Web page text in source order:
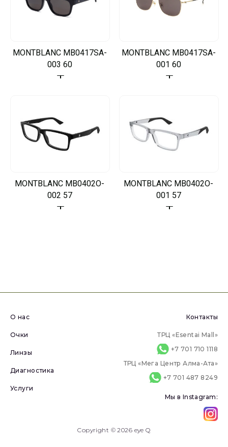
MONTBLANC MB0417SA-
003 60
MONTBLANC MB0417SA-
001 60
MONTBLANC MB0402O-
002 57
MONTBLANC MB0402O-
001 57
Copyright © 2026 eye Q
О нас
Очки
Линзы
Диагностика
Услуги
Контакты
ТРЦ «Esentai Mall»
+7 701 710 1118
ТРЦ «Мега Центр Алма-Ата»
+7 701 487 8249
Мы в Instagram: